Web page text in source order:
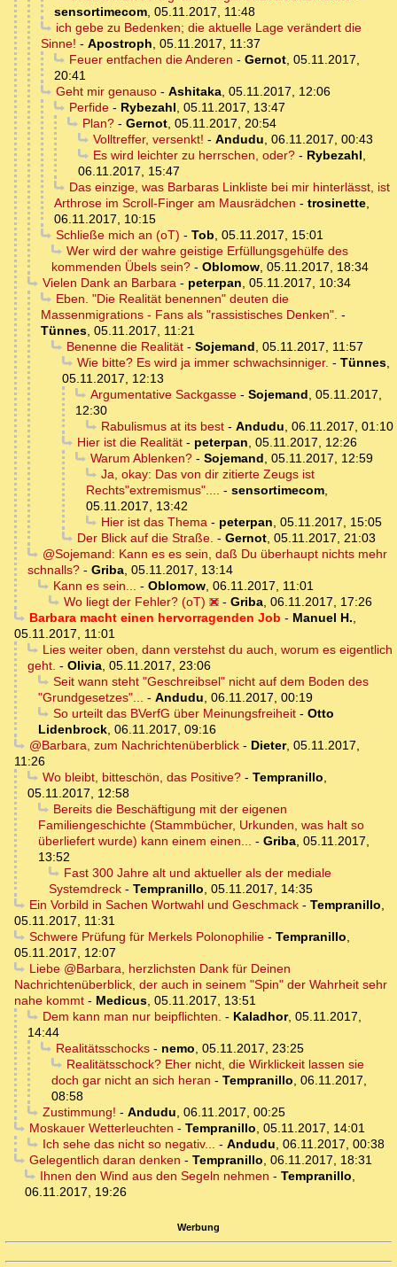
sensortimecom, 05.11.2017, 11:48
ich gebe zu Bedenken; die aktuelle Lage verändert die
Sinne! - Apostroph, 05.11.2017, 11:37
Feuer entfachen die Anderen - Gernot, 05.11.2017,
20:41
Geht mir genauso- Ashitaka, 05.11.2017, 12:06
Perfide- Rybezahl, 05.11.2017, 13:47
Plan?- Gernot, 05.11.2017, 20:54
Volltreffer, versenkt! - Andudu, 06.11.2017, 00:43
Es wird leichter zu herrschen, oder?- Rybezahl,
06.11.2017, 15:47
Das einzige, was Barbaras Linkliste bei mir hinterlässt, ist
Arthrose im Scroll-Finger am Mausrädchen - trosinette,
06.11.2017, 10:15
Schließe mich an (oT) - Tob, 05.11.2017, 15:01
Wer wird der wahre geistige Erfüllungsgehülfe des
kommenden Übels sein? - Oblomow, 05.11.2017, 18:34
Vielen Dank an Barbara- peterpan, 05.11.2017, 10:34
Eben. "Die Realität benennen" deuten die
Massenmigrations - Fans als "rassistisches Denken". -
Tünnes, 05.11.2017, 11:21
Benenne die Realität- Sojemand, 05.11.2017, 11:57
Wie bitte? Es wird ja immer schwachsinniger. - Tünnes,
05.11.2017, 12:13
Argumentative Sackgasse- Sojemand, 05.11.2017,
12:30
Rabulismus at its best- Andudu, 06.11.2017, 01:10
Hier ist die Realität- peterpan, 05.11.2017, 12:26
Warum Ablenken?- Sojemand, 05.11.2017, 12:59
Ja, okay: Das von dir zitierte Zeugs ist
Rechts"extremismus".... - sensortimecom,
05.11.2017, 13:42
Hier ist das Thema- peterpan, 05.11.2017, 15:05
Der Blick auf die Straße. - Gernot, 05.11.2017, 21:03
@Sojemand: Kann es es sein, daß Du überhaupt nichts mehr
schnalls? - Griba, 05.11.2017, 13:14
Kann es sein... - Oblomow, 06.11.2017, 11:01
Wo liegt der Fehler? (oT)
- Griba, 06.11.2017, 17:26
Barbara macht einen hervorragenden Job - Manuel H.,
05.11.2017, 11:01
Lies weiter oben, dann verstehst du auch, worum es eigentlich
geht. - Olivia, 05.11.2017, 23:06
Seit wann steht "Geschreibsel" nicht auf dem Boden des
"Grundgesetzes"... - Andudu, 06.11.2017, 00:19
So urteilt das BVerfG über Meinungsfreiheit- Otto
Lidenbrock, 06.11.2017, 09:16
@Barbara, zum Nachrichtenüberblick- Dieter, 05.11.2017,
11:26
Wo bleibt, bitteschön, das Positive?- Tempranillo,
05.11.2017, 12:58
Bereits die Beschäftigung mit der eigenen
Familiengeschichte (Stammbücher, Urkunden, was halt so
überliefert wurde) kann einem einen... - Griba, 05.11.2017,
13:52
Fast 300 Jahre alt und aktueller als der mediale
Systemdreck - Tempranillo, 05.11.2017, 14:35
Ein Vorbild in Sachen Wortwahl und Geschmack- Tempranillo,
05.11.2017, 11:31
Schwere Prüfung für Merkels Polonophilie- Tempranillo,
05.11.2017, 12:07
Liebe @Barbara, herzlichsten Dank für Deinen
Nachrichtenüberblick, der auch in seinem "Spin" der Wahrheit sehr
nahe kommt - Medicus, 05.11.2017, 13:51
Dem kann man nur beipflichten. - Kaladhor, 05.11.2017,
14:44
Realitätsschocks- nemo, 05.11.2017, 23:25
Realitätsschock? Eher nicht, die Wirklickeit lassen sie
doch gar nicht an sich heran - Tempranillo, 06.11.2017,
08:58
Zustimmung! - Andudu, 06.11.2017, 00:25
Moskauer Wetterleuchten - Tempranillo, 05.11.2017, 14:01
Ich sehe das nicht so negativ... - Andudu, 06.11.2017, 00:38
Gelegentlich daran denken - Tempranillo, 06.11.2017, 18:31
Ihnen den Wind aus den Segeln nehmen - Tempranillo,
06.11.2017, 19:26
Werbung